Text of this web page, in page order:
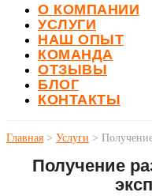
О КОМПАНИИ
УСЛУГИ
НАШ ОПЫТ
КОМАНДА
ОТЗЫВЫ
БЛОГ
КОНТАКТЫ
Главная > Услуги >
Получение